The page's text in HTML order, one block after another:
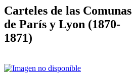
Carteles de las Comunas
de París y Lyon (1870-
1871)